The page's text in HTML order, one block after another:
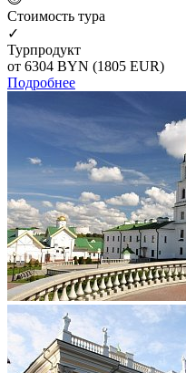
Cтоимость тура
✓
Турпродукт
от 6304 BYN (1805 EUR)
Подробнее